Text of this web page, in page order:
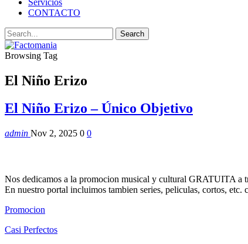
Servicios
CONTACTO
Browsing Tag
El Niño Erizo
El Niño Erizo – Único Objetivo
admin Nov 2, 2025 0 0
Nos dedicamos a la promocion musical y cultural GRATUITA a
En nuestro portal incluimos tambien series, peliculas, cortos,
Promocion
Casi Perfectos